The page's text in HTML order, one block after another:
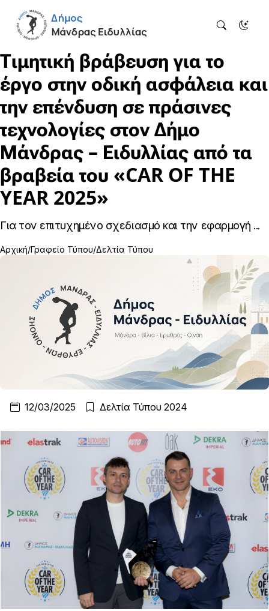
Τιμητική βράβευση για το
έργο στην οδική ασφάλεια και
την επένδυση σε πράσινες
τεχνολογίες στον Δήμο
Μάνδρας – Ειδυλλίας από τα
βραβεία του «CAR OF THE
YEAR 2025»
Για τον επιτυχημένο σχεδιασμό και την εφαρμογή ...
Αρχική Γραφείο Τύπου Δελτία Τύπου
12/03/2025 Δελτία Τύπου 2024